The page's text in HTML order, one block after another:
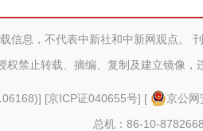
信息，不代表中新社和中新网观点。
权禁止转载、摘编、复制及建立镜像，
] [京ICP证040655号] [
京公
总机：86-10-